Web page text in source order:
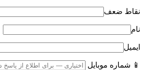
نقاط ضعف
نام
ایمیل
📱 شماره موبایل